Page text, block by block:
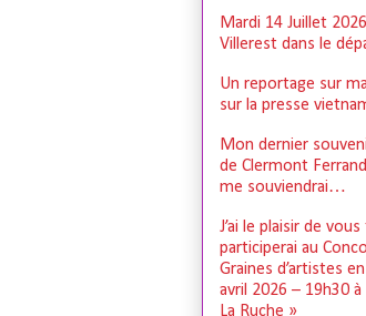
Mardi 14 Juillet
Villerest dans le
Un reportage sur
sur la presse
Mon dernier
de Clermont
me souviendrai…
J’ai le plaisir de
participerai au
Graines d’artistes
avril 2026 – 19h30
La Ruche »